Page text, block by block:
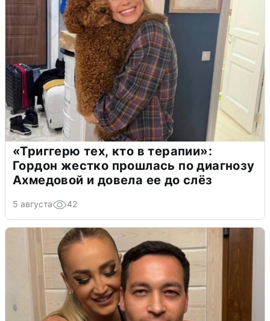
«Триггерю тех, кто в терапии»:
Гордон жестко прошлась по диагнозу
Ахмедовой и довела ее до слёз
5 августа 42